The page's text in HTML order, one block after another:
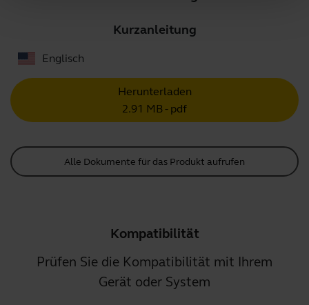
Kurzanleitung
Englisch
Herunterladen
2.91 MB - pdf
Alle Dokumente für das Produkt aufrufen
Kompatibilität
Prüfen Sie die Kompatibilität mit Ihrem
Gerät oder System